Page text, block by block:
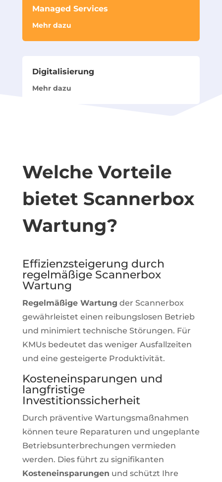
Managed Services
Mehr dazu
Digitalisierung
Mehr dazu
Welche Vorteile
bietet Scannerbox
Wartung?
Effizienzsteigerung durch
regelmäßige Scannerbox
Wartung
Regelmäßige Wartung der Scannerbox
gewährleistet einen reibungslosen Betrieb
und minimiert technische Störungen. Für
KMUs bedeutet das weniger Ausfallzeiten
und eine gesteigerte Produktivität.
Kosteneinsparungen und
langfristige
Investitionssicherheit
Durch präventive Wartungsmaßnahmen
können teure Reparaturen und ungeplante
Betriebsunterbrechungen vermieden
werden. Dies führt zu signifikanten
Kosteneinsparungen und schützt Ihre